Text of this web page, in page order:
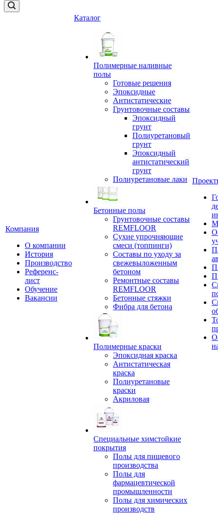
Компания
О компании
История
Производство
Референс-
лист
Обучение
Вакансии
Каталог
Полимерные наливные
полы
Готовые решения
Эпоксидные
Антистатические
Грунтовочные составы
Эпоксидный
грунт
Полиуретановый
грунт
Эпоксидный
антистатический
грунт
Полиуретановые лаки
Бетонные полы
Грунтовочные составы
REMFLOOR
Сухие упрочняющие
смеси (топпинги)
Составы по уходу за
свежевыложенным
бетоном
Ремонтные составы
REMFLOOR
Бетонные стяжки
Фибра для бетона
Полимерные краски
Эпоксидная краска
Антистатическая
краска
Полиуретановые
краски
Акриловая
Специальные химстойкие
покрытия
Полы для пищевого
производства
Полы для
фармацевтической
промышленности
Полы для химических
производств